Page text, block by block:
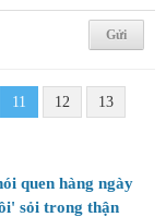
11 12 13
quen hàng ngày
sỏi trong thận